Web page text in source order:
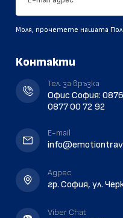
Моля, прочетете нашата
Контакти
Тел. за връзка
Офис София:
0877 00 72 92
E-mail
Aдрес
гр. София, ул.
Viber Chat